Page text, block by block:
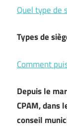
Quel type de
Types de
Comment
Depuis le
CPAM, dans
conseil